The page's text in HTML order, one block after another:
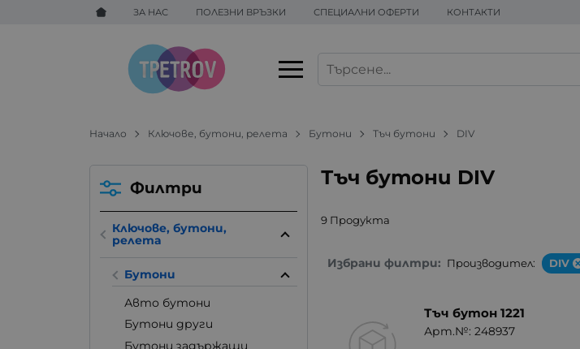
ЗА НАС ПОЛЕЗНИ ВРЪЗКИ СПЕЦИАЛНИ ОФЕРТИ КОНТАКТИ
Начало Ключове, бутони, релета Бутони Тъч бутони DIV
Тъч бутони DIV
9 Продукта
Избрани филтри: Производител: DIV
Тъч бутон 1221
Арт.№: 248937
Филтри
Ключове, бутони,
релета
Бутони
Авто бутони
Бутони други
Бутони задържащи